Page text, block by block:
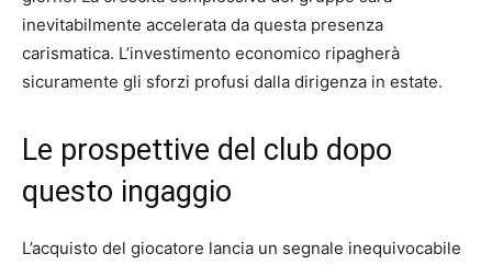
inevitabilmente accelerata da questa presenza
carismatica. L’investimento economico ripagherà
sicuramente gli sforzi profusi dalla dirigenza in estate.
Le prospettive del club dopo
questo ingaggio
L’acquisto del giocatore lancia un segnale inequivocabile